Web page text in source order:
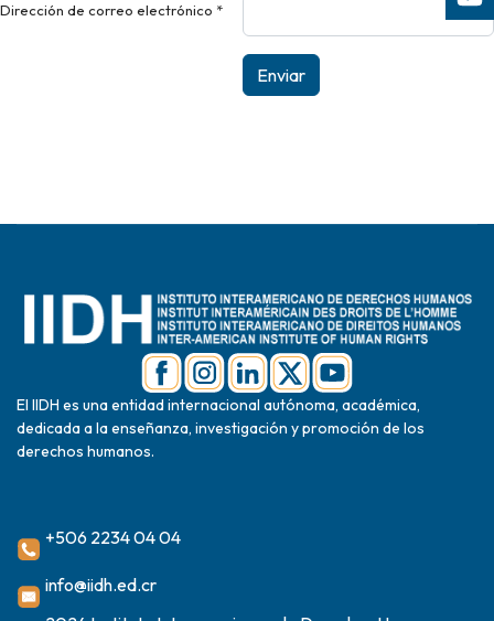
Dirección de correo electrónico *
Enviar
El IIDH es una entidad internacional autónoma, académica,
dedicada a la enseñanza, investigación y promoción de los
derechos humanos.
+506 2234 04 04
info@iidh.ed.cr